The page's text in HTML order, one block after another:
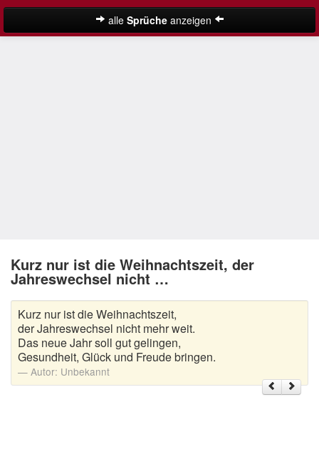
alle Sprücheanzeigen
Nikolaus Sprüche
Schöne Weihnachtssprüche
Weihnachtsgedichte
Weihnachtsgrüße
Weihnachtssprüche für Karten
Kurz nur ist die Weihnachtszeit, der
Jahreswechsel nicht …
Kurz nur ist die Weihnachtszeit,
der Jahreswechsel nicht mehr weit.
Das neue Jahr soll gut gelingen,
Gesundheit, Glück und Freude bringen.
Autor: Unbekannt